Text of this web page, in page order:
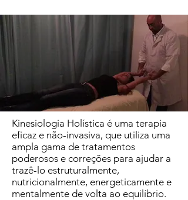
Kinesiologia Holística é uma terapia
eficaz e não-invasiva, que utiliza uma
ampla gama de tratamentos
poderosos e correções para ajudar a
trazê-lo estruturalmente,
nutricionalmente, energeticamente e
mentalmente de volta ao equilíbrio.